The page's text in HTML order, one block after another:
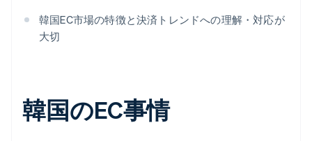
韓国EC市場の特徴と決済トレンドへの理解・対応が
大切
韓国のEC事情